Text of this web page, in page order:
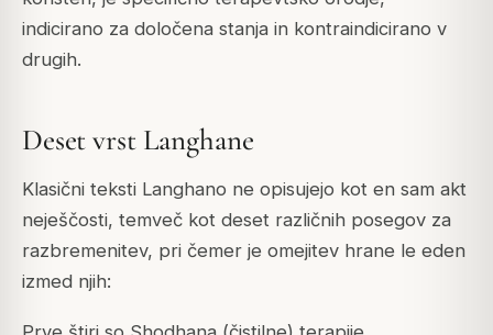
indicirano za določena stanja in kontraindicirano v
drugih.
Deset vrst Langhane
Klasični teksti Langhano ne opisujejo kot en sam akt
neješčosti, temveč kot deset različnih posegov za
razbremenitev, pri čemer je omejitev hrane le eden
izmed njih: